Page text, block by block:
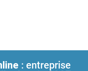
: entreprise